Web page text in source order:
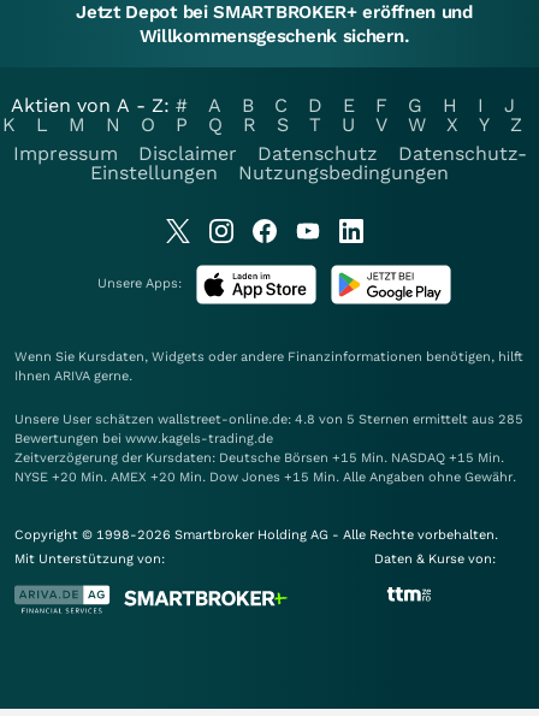
Jetzt Depot bei SMARTBROKER+ eröffnen und
Willkommensgeschenk sichern.
Aktien von A - Z: # A B C D E F G H I
J
K
L M N O P Q R S T U V W X Y
Z
Impressum
Disclaimer Datenschutz
Datenschutz-
Einstellungen
Nutzungsbedingungen
Unsere Apps:
Wenn Sie Kursdaten, Widgets oder andere Finanzinformationen benötigen, hilft
Ihnen ARIVA gerne.
Unsere User schätzen wallstreet-online.de: 4.8 von 5 Sternen ermittelt aus 285
Bewertungen bei www.kagels-trading.de
Zeitverzögerung der Kursdaten: Deutsche Börsen +15 Min. NASDAQ +15 Min.
NYSE +20 Min. AMEX +20 Min. Dow Jones +15 Min. Alle Angaben ohne Gewähr.
Copyright © 1998-2026 Smartbroker Holding AG - Alle Rechte vorbehalten.
Mit Unterstützung von:
Daten & Kurse von: